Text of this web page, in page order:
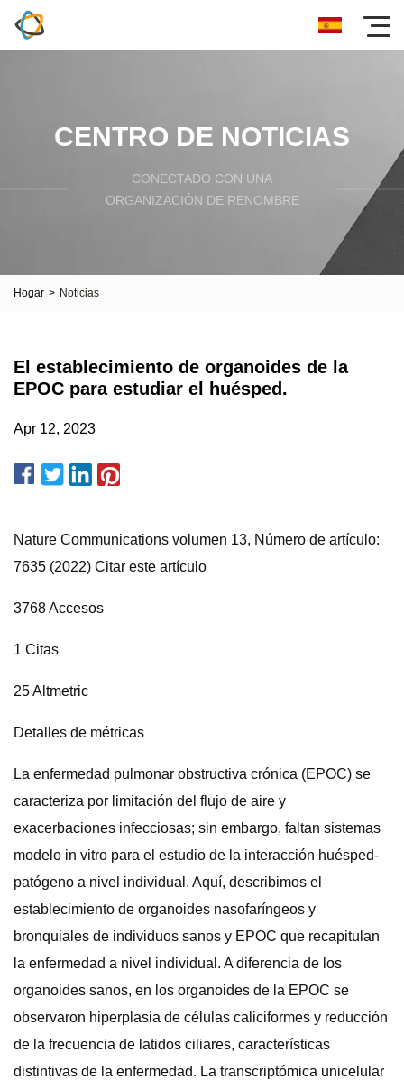
CENTRO DE NOTICIAS
CONECTADO CON UNA
ORGANIZACIÓN DE RENOMBRE
Hogar > Noticias
El establecimiento de organoides de la
EPOC para estudiar el huésped.
Apr 12, 2023
Nature Communications volumen 13, Número de artículo:
7635 (2022) Citar este artículo
3768 Accesos
1 Citas
25 Altmetric
Detalles de métricas
La enfermedad pulmonar obstructiva crónica (EPOC) se
caracteriza por limitación del flujo de aire y
exacerbaciones infecciosas; sin embargo, faltan sistemas
modelo in vitro para el estudio de la interacción huésped-
patógeno a nivel individual. Aquí, describimos el
establecimiento de organoides nasofaríngeos y
bronquiales de individuos sanos y EPOC que recapitulan
la enfermedad a nivel individual. A diferencia de los
organoides sanos, en los organoides de la EPOC se
observaron hiperplasia de células caliciformes y reducción
de la frecuencia de latidos ciliares, características
distintivas de la enfermedad. La transcriptómica unicelular